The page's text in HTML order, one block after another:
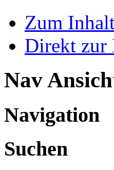
Zum
Direkt zur
Nav
Navigation
Suchen